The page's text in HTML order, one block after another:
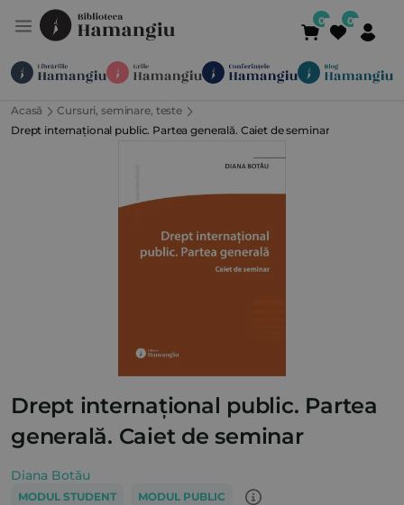
Module Publicații
Suport Contact Newsletter
Acasă
Cursuri, seminare, teste
Drept internațional public. Partea generală. Caiet de seminar
Drept internațional public. Partea
generală. Caiet de seminar
Diana Botău
MODUL STUDENT MODUL PUBLIC